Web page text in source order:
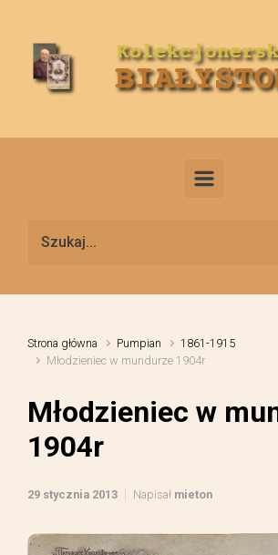
Strona główna Pumpian
1861-1915
Młodzieniec w mundurze 1904r
Młodzieniec w
1904r
29 stycznia 2013 Napisał mieton